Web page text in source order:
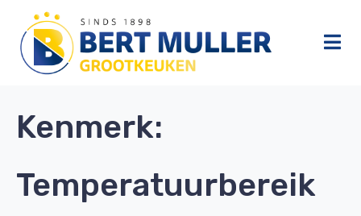
Kenmerk:
Temperatuurbereik